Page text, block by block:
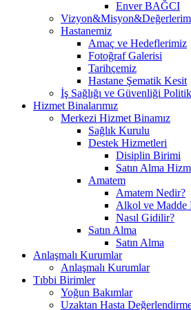
Enver BAĞCI
Hastanemiz
Amaç ve Hedeflerimiz
Fotoğraf Galerisi
Tarihçemiz
Hastane Şematik Kesit
İş Sağlığı ve Güvenliği
Hizmet Binalarımız
Merkezi Hizmet Binamız
Sağlık Kurulu
Destek Hizmetleri
Disiplin Birimi
Satın Alma
Amatem
Amatem Nedir?
Alkol ve Madde
Nasıl Gidilir?
Satın Alma
Satın Alma
Anlaşmalı Kurumlar
Anlaşmalı Kurumlar
Tıbbi Birimler
Yoğun Bakımlar
Uzaktan Hasta